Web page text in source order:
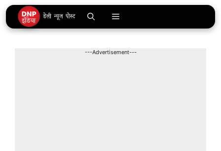
Skip
to
content
Menu
---Advertisement---